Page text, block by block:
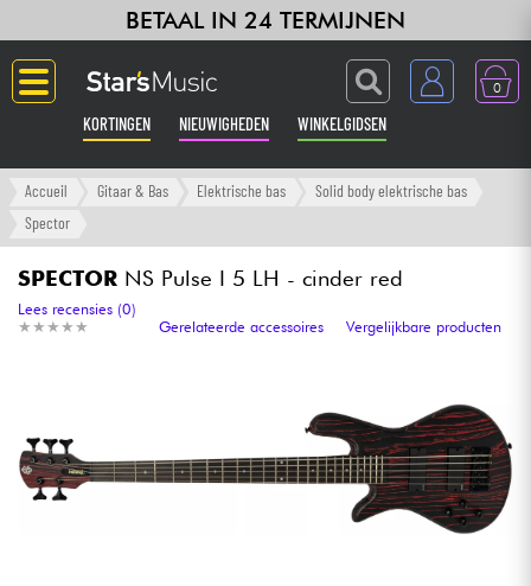
BETAAL IN 24 TERMIJNEN
0
KORTINGEN NIEUWIGHEDEN WINKELGIDSEN
Langue
Versterker & Effecten
Accueil Gitaar & Bas Elektrische bas
Solid body elektrische bas
Spector
SPECTOR NS Pulse I 5 LH - cinder red
★ ★ ★ ★ ★
★ ★ ★ ★ ★
Lees recensies (0)
Gerelateerde accessoires
Vergelijkbare producten